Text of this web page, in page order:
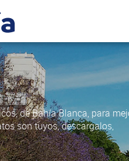
de Bahía Blanca, para
son tuyos, descargalos,